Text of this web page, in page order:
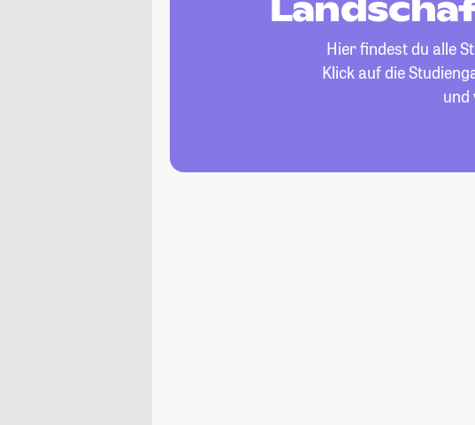
Hier findest du alle
Klick auf die
und